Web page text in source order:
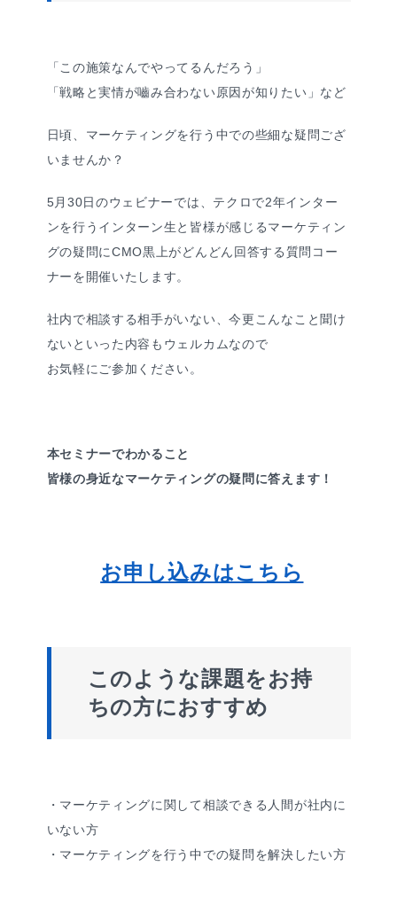
「この施策なんでやってるんだろう」
「戦略と実情が嚙み合わない原因が知りたい」など
日頃、マーケティングを行う中での些細な疑問ござ
いませんか？
5月30日のウェビナーでは、テクロで2年インター
ンを行うインターン生と皆様が感じるマーケティン
グの疑問にCMO黒上がどんどん回答する質問コー
ナーを開催いたします。
社内で相談する相手がいない、今更こんなこと聞け
ないといった内容もウェルカムなので
お気軽にご参加ください。
本セミナーでわかること
皆様の身近なマーケティングの疑問に答えます！
お申し込みはこちら
このような課題をお持
ちの方におすすめ
・マーケティングに関して相談できる人間が社内に
いない方
・マーケティングを行う中での疑問を解決したい方